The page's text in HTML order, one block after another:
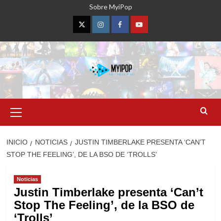
Sobre MyiPop
TwitterInstagramFacebookYouTube
primario
INICIO NOTICIAS
JUSTIN TIMBERLAKE PRESENTA ‘CAN’T
STOP THE FEELING’, DE LA BSO DE ‘TROLLS’
Noticias
Justin Timberlake presenta ‘Can’t
Stop The Feeling’, de la BSO de
‘Trolls’